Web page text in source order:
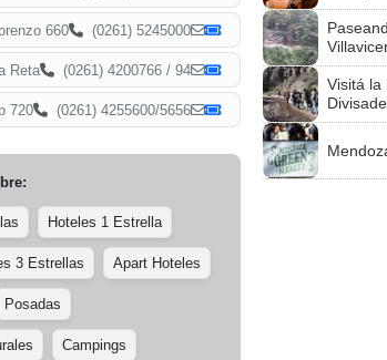
660 (0261) 5245000
Reta (0261) 4200766 / 94
720 (0261) 4255600/5656
Hoteles 1 Estrella
3 Estrellas Apart Hoteles
Posadas
Campings
Visitá la